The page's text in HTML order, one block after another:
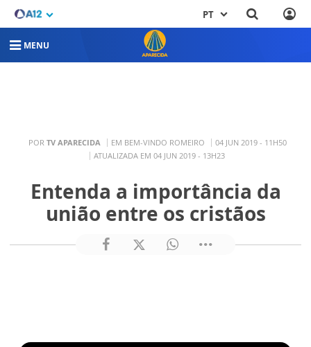
PT
MENU
POR TV APARECIDA EM BEM-VINDO ROMEIRO
04 JUN 2019 - 11H50
ATUALIZADA EM 04 JUN 2019 - 13H23
Entenda a importância da
união entre os cristãos